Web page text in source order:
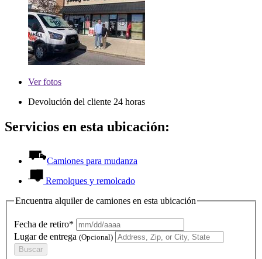
Verfotos
Devolución del cliente 24 horas
Servicios en esta ubicación:
Camiones para mudanza
Remolques y remolcado
Encuentra alquiler de camiones en esta ubicación
Fecha de retiro*
Lugar de entrega (Opcional)
Buscar